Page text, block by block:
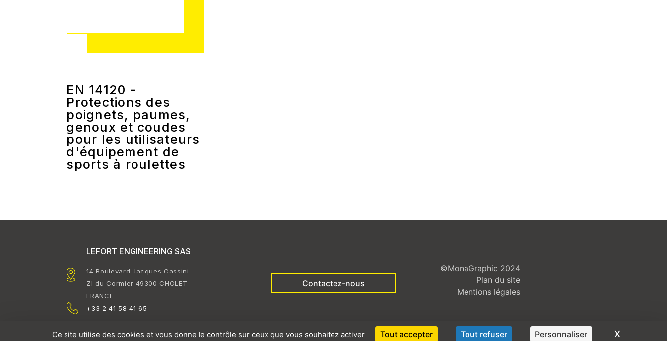
Ce site utilise des cookies et vous donne le contrôle sur ceux que vous souhaitez activer Tout accepter Tout refuser Personnaliser XMasquer
EN 14120 -
Protections des
poignets, paumes,
genoux et coudes
pour les utilisateurs
d'équipement de
sports à roulettes
LEFORT ENGINEERING SAS
14 Boulevard Jacques Cassini
ZI du Cormier 49300 CHOLET
FRANCE
+33 2 41 58 41 65
Contactez-nous
©MonaGraphic 2024
Plan du site
Mentions légales